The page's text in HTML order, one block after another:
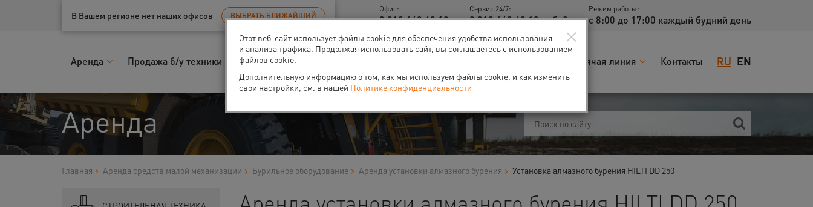
Ваш город:Санкт-Петербург
В Вашем регионе нет наших офисов ВЫБРАТЬ БЛИЖАЙШИЙ
Офис:
8 812 448 48 18
Сервис 24/7:
8 812 448 48 18 доб. 2
Режим работы:
с 8:00 до 17:00 каждый будний день
RU EN
Аренда Продажа б/у техники Запчасти Горячая линия Контакты
Аренда
Главная Аренда средств малой механизации Бурильное оборудование Аренда установки алмазного бурения Установка алмазного бурения HILTI DD 250
×
Этот веб-сайт использует файлы cookie для обеспечения удобства использования
и анализа трафика. Продолжая использовать сайт, вы соглашаетесь с использованием
файлов cookie.
Дополнительную информацию о том, как мы используем файлы cookie, и как изменить
свои настройки, см. в нашей Политике конфиденциальности